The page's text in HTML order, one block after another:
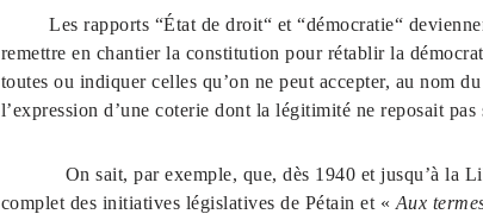
Les rapports “État de droit“ et “démocratie“
remettre en chantier la constitution pour rétablir la
toutes ou indiquer celles qu’on ne peut accepter, au nom
l’expression d’une coterie dont la légitimité ne reposait
On sait, par exemple, que, dès 1940 et jusqu’à la
complet des initiatives législatives de Pétain et « Aux